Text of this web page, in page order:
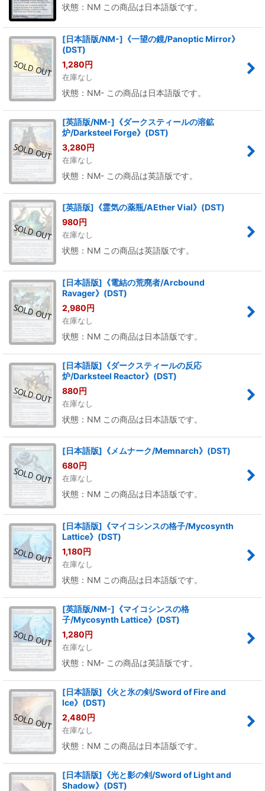
状態：NM この商品は日本語版です。
[日本語版/NM-]《一望の鏡/Panoptic Mirror》
(DST)
1,280円
在庫なし
状態：NM- この商品は日本語版です。
[英語版/NM-]《ダークスティールの溶鉱
炉/Darksteel Forge》(DST)
3,280円
在庫なし
状態：NM- この商品は英語版です。
[英語版]《霊気の薬瓶/AEther Vial》(DST)
980円
在庫なし
状態：NM この商品は英語版です。
[日本語版]《電結の荒廃者/Arcbound
Ravager》(DST)
2,980円
在庫なし
状態：NM この商品は日本語版です。
[日本語版]《ダークスティールの反応
炉/Darksteel Reactor》(DST)
880円
在庫なし
状態：NM この商品は日本語版です。
[日本語版]《メムナーク/Memnarch》(DST)
680円
在庫なし
状態：NM この商品は日本語版です。
[日本語版]《マイコシンスの格子/Mycosynth
Lattice》(DST)
1,180円
在庫なし
状態：NM この商品は日本語版です。
[英語版/NM-]《マイコシンスの格
子/Mycosynth Lattice》(DST)
1,280円
在庫なし
状態：NM- この商品は英語版です。
[日本語版]《火と氷の剣/Sword of Fire and
Ice》(DST)
2,480円
在庫なし
状態：NM この商品は日本語版です。
[日本語版]《光と影の剣/Sword of Light and
Shadow》(DST)